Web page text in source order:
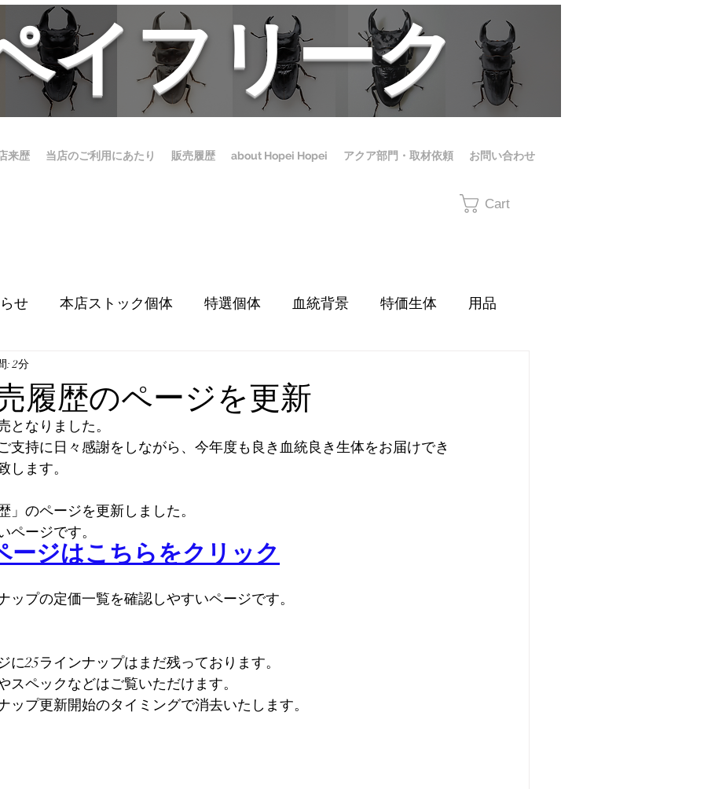
イフリーク
Cart
来歴 当店のご利用にあたり 販売履歴 about Hopei Hopei アクア部門・取材依頼 お問い合わせ
せ 本店ストック個体 特選個体 血統背景 特価生体 用品
・飼育方法
なの自己満足写真
履歴のページを更新
: 2分
となりました。
支持に日々感謝をしながら、今年度も良き血統良き生体をお届けでき
します。
」のページを更新しました。
ページです。
ージはこちらをクリック
ップの定価一覧を確認しやすいページです。
に25ラインナップはまだ残っております。
スペックなどはご覧いただけます。
ップ更新開始のタイミングで消去いたします。